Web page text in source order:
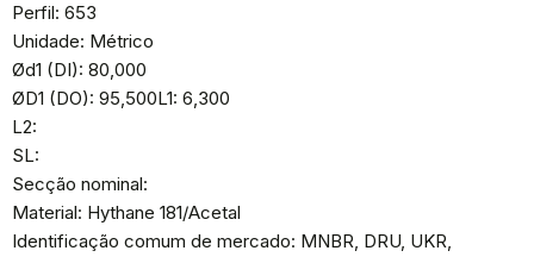
Perfil: 653
Unidade: Métrico
Ød1 (DI): 80,000
ØD1 (DO): 95,500L1: 6,300
L2:
SL:
Secção nominal:
Material: Hythane 181/Acetal
Identificação comum de mercado: MNBR, DRU, UKR,